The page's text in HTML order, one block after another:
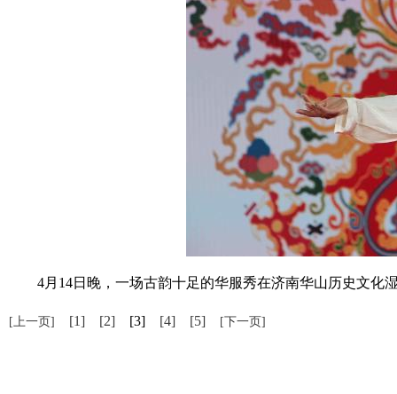
4月14日晚，一场古韵十足的华服秀在济南华山历史文化
[上一页] [1] [2] [3] [4] [5] [下一页]